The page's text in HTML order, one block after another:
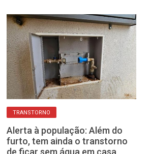
TRANSTORNO
Alerta à população: Além do
furto, tem ainda o transtorno
de ficar sem água em casa